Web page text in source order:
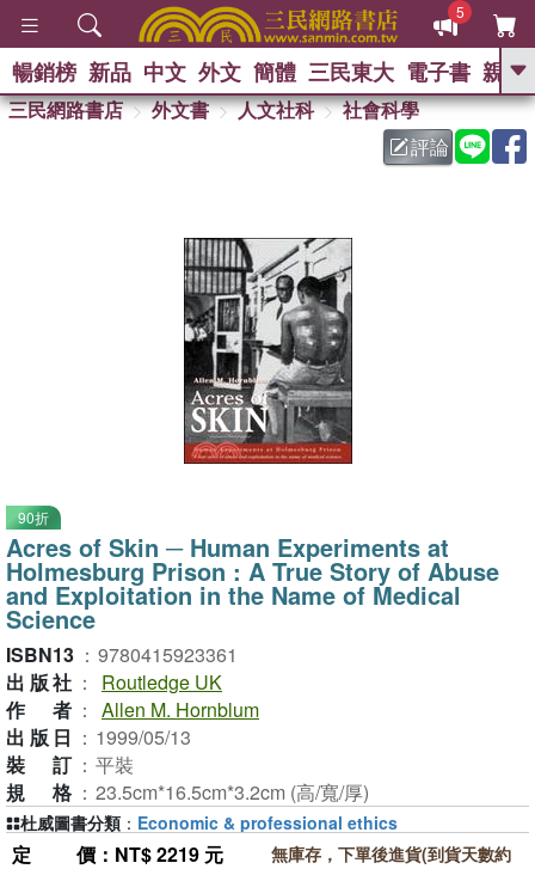
5
GO
暢銷榜 新品 中文 外文 簡體 三民東大 電子書 親子
三民網路書店 外文書 人文社科
社會科學
評論
90折
Acres of Skin ─ Human Experiments at
Holmesburg Prison : A True Story of Abuse
and Exploitation in the Name of Medical
Science
ISBN13 ： 9780415923361
出版社 ：
Routledge UK
作者 ： Allen M. Hornblum
出版日 ： 1999/05/13
裝訂 ： 平裝
規格 ： 23.5cm*16.5cm*3.2cm (高/寬/厚)
定價 ：NT$ 2219 元
無庫存，下單後進貨(到貨天數約
杜威圖書分類 ： Economic & professional ethics